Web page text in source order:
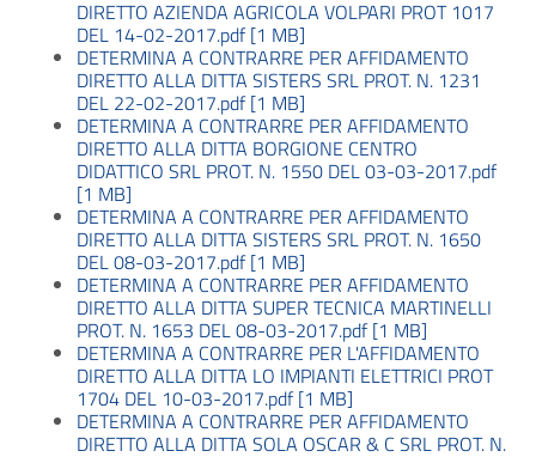
DIRETTO AZIENDA AGRICOLA VOLPARI PROT 1017
DEL 14-02-2017.pdf [1 MB]
DETERMINA A CONTRARRE PER AFFIDAMENTO
DIRETTO ALLA DITTA SISTERS SRL PROT. N. 1231
DEL 22-02-2017.pdf [1 MB]
DETERMINA A CONTRARRE PER AFFIDAMENTO
DIRETTO ALLA DITTA BORGIONE CENTRO
DIDATTICO SRL PROT. N. 1550 DEL 03-03-2017.pdf
[1 MB]
DETERMINA A CONTRARRE PER AFFIDAMENTO
DIRETTO ALLA DITTA SISTERS SRL PROT. N. 1650
DEL 08-03-2017.pdf [1 MB]
DETERMINA A CONTRARRE PER AFFIDAMENTO
DIRETTO ALLA DITTA SUPER TECNICA MARTINELLI
PROT. N. 1653 DEL 08-03-2017.pdf [1 MB]
DETERMINA A CONTRARRE PER L'AFFIDAMENTO
DIRETTO ALLA DITTA LO IMPIANTI ELETTRICI PROT
1704 DEL 10-03-2017.pdf [1 MB]
DETERMINA A CONTRARRE PER AFFIDAMENTO
DIRETTO ALLA DITTA SOLA OSCAR & C SRL PROT. N.